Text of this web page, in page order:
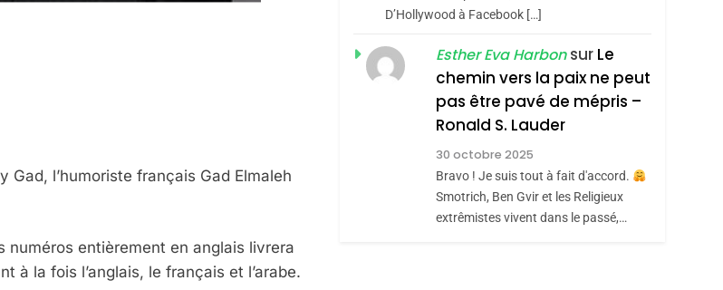
l’humoriste français Gad Elmaleh
numéros entièrement en anglais livrera
à la fois l’anglais, le français et l’arabe.
JUDAÏTE Par Thérèse
Zrihen-Dvir
CE QUI NOUS
MANQUE – Jacques
Hadida
JUDAISME
Maroc : Les Amandes
De Tafraout, Le Miel
De Tadla Azilal
Consacrés Produits
Du Terroir
DAFINA MAROC
D’Hollywood à Facebook […]
Esther Eva Harbonsur Le
chemin vers la paix ne peut
pas être pavé de mépris –
Ronald S. Lauder
30 octobre 2025
Bravo ! Je suis tout à fait d'accord.
Smotrich, Ben Gvir et les Religieux
extrêmistes vivent dans le passé,…